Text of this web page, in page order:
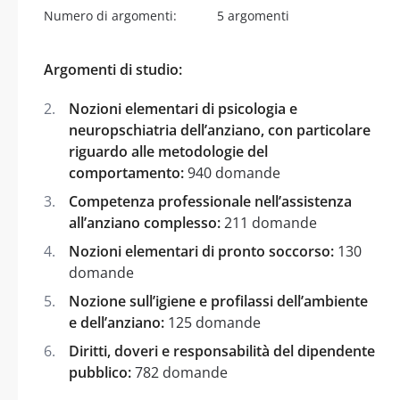
Numero di argomenti: 5 argomenti
Argomenti di studio:
Nozioni elementari di psicologia e
neuropschiatria dell’anziano, con particolare
riguardo alle metodologie del
comportamento:940 domande
Competenza professionale nell’assistenza
all’anziano complesso:211 domande
Nozioni elementari di pronto soccorso: 130
domande
Nozione sull’igiene e profilassi dell’ambiente
e dell’anziano: 125 domande
Diritti, doveri e responsabilità del dipendente
pubblico:782 domande